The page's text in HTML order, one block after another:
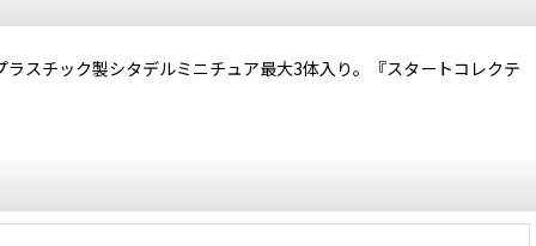
スチック製シタデルミニチュア最大3体入り。『スタートコレクテ